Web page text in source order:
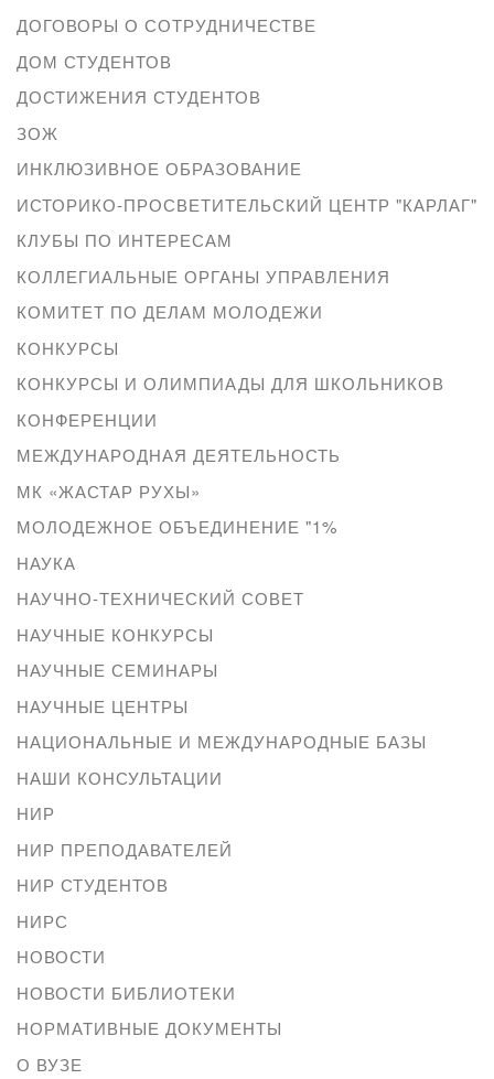
ДОГОВОРЫ О СОТРУДНИЧЕСТВЕ
ДОМ СТУДЕНТОВ
ДОСТИЖЕНИЯ СТУДЕНТОВ
ЗОЖ
ИНКЛЮЗИВНОЕ ОБРАЗОВАНИЕ
ИСТОРИКО-ПРОСВЕТИТЕЛЬСКИЙ ЦЕНТР "КАРЛАГ"
КЛУБЫ ПО ИНТЕРЕСАМ
КОЛЛЕГИАЛЬНЫЕ ОРГАНЫ УПРАВЛЕНИЯ
КОМИТЕТ ПО ДЕЛАМ МОЛОДЕЖИ
КОНКУРСЫ
КОНКУРСЫ И ОЛИМПИАДЫ ДЛЯ ШКОЛЬНИКОВ
КОНФЕРЕНЦИИ
МЕЖДУНАРОДНАЯ ДЕЯТЕЛЬНОСТЬ
МК «ЖАСТАР РУХЫ»
МОЛОДЕЖНОЕ ОБЪЕДИНЕНИЕ "1%
НАУКА
НАУЧНО-ТЕХНИЧЕСКИЙ СОВЕТ
НАУЧНЫЕ КОНКУРСЫ
НАУЧНЫЕ СЕМИНАРЫ
НАУЧНЫЕ ЦЕНТРЫ
НАЦИОНАЛЬНЫЕ И МЕЖДУНАРОДНЫЕ БАЗЫ
НАШИ КОНСУЛЬТАЦИИ
НИР
НИР ПРЕПОДАВАТЕЛЕЙ
НИР СТУДЕНТОВ
НИРС
НОВОСТИ
НОВОСТИ БИБЛИОТЕКИ
НОРМАТИВНЫЕ ДОКУМЕНТЫ
О ВУЗЕ